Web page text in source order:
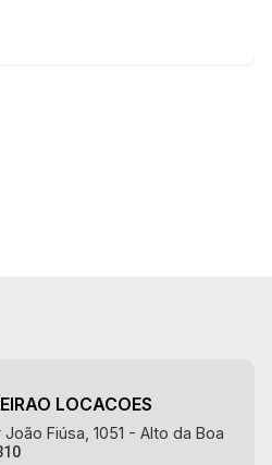
LOCACOES
Fiúsa, 1051 - Alto da Boa